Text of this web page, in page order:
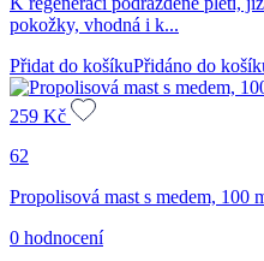
pokožky, vhodná i k...
Přidat do košíkuPřidáno do
259 Kč
62
Propolisová mast s medem, 100
0 hodnocení